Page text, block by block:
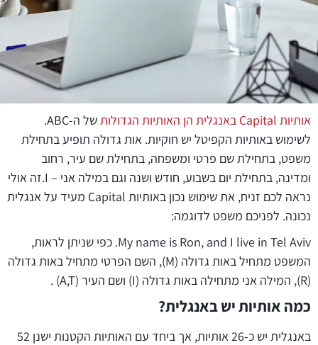
אותיות Capital באנגלית הן האותיות הגדולות
של ה-ABC.
לשימוש באותיות הקפיטל יש חוקיות. אות גדולה תופיע בתחילת
משפט, בתחילת שם פרטי ומשפחה, בתחילת שם עיר, רחוב
ומדינה, בתחילת יום בשבוע, חודש ושנה וגם במילה אני – I.זה אולי
נראה לכם זניח, את שימוש נכון באותיות Capital מעיד על אנגלית
נכונה. לפניכם משפט לדוגמה:
My name is Ron, and I live in Tel Aviv. כפי שניתן לראות,
המשפט מתחיל באות גדולה (M), השם הפרטי מתחיל באות גדולה
(R), המילה אני מתחילה באות גדולה (I) ושם העיר (A,T) .
כמה אותיות יש באנגלית?
באנגלית יש כ-26 אותיות, אך ביחד עם האותיות הקטנות ישנן 52